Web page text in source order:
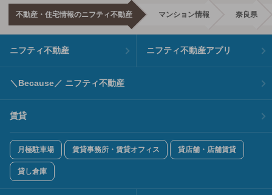
不動産・住宅情報のニフティ不動産 マンション情報 奈良県
ニフティ不動産 ニフティ不動産アプリ
＼Because／ ニフティ不動産
賃貸
月極駐車場 賃貸事務所・賃貸オフィス 貸店舗・店舗賃貸
貸し倉庫